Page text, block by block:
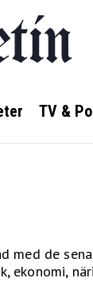
TV &
med de
ekonomi,